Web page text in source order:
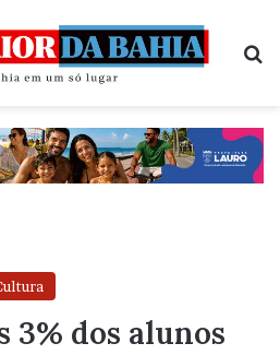
3% dos alunos